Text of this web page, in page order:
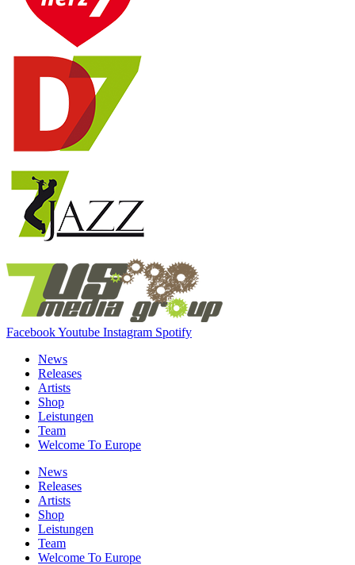
FacebookYoutube Instagram Spotify
News
Releases
Artists
Shop
Leistungen
Team
Welcome To Europe
News
Releases
Artists
Shop
Leistungen
Team
Welcome To Europe